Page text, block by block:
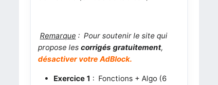
Remarque: Pour soutenir le site qui
propose les corrigés gratuitement,
désactiver votre AdBlock.
Exercice 1 : Fonctions + Algo (6